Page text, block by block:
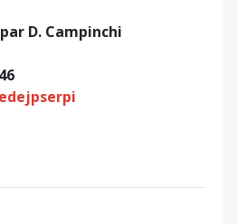
D. Campinchi